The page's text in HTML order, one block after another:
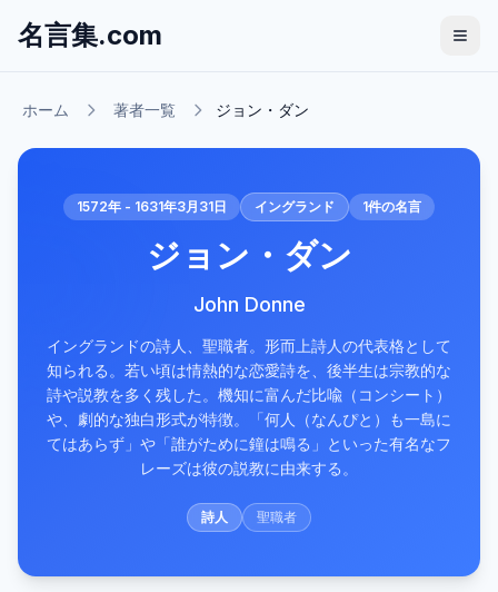
名言集.com
ホーム 著者一覧 ジョン・ダン
1572年 - 1631年3月31日 イングランド 1件の名言
ジョン・ダン
John Donne
イングランドの詩人、聖職者。形而上詩人の代表格として
知られる。若い頃は情熱的な恋愛詩を、後半生は宗教的な
詩や説教を多く残した。機知に富んだ比喩（コンシート）
や、劇的な独白形式が特徴。「何人（なんぴと）も一島に
てはあらず」や「誰がために鐘は鳴る」といった有名なフ
レーズは彼の説教に由来する。
詩人 聖職者